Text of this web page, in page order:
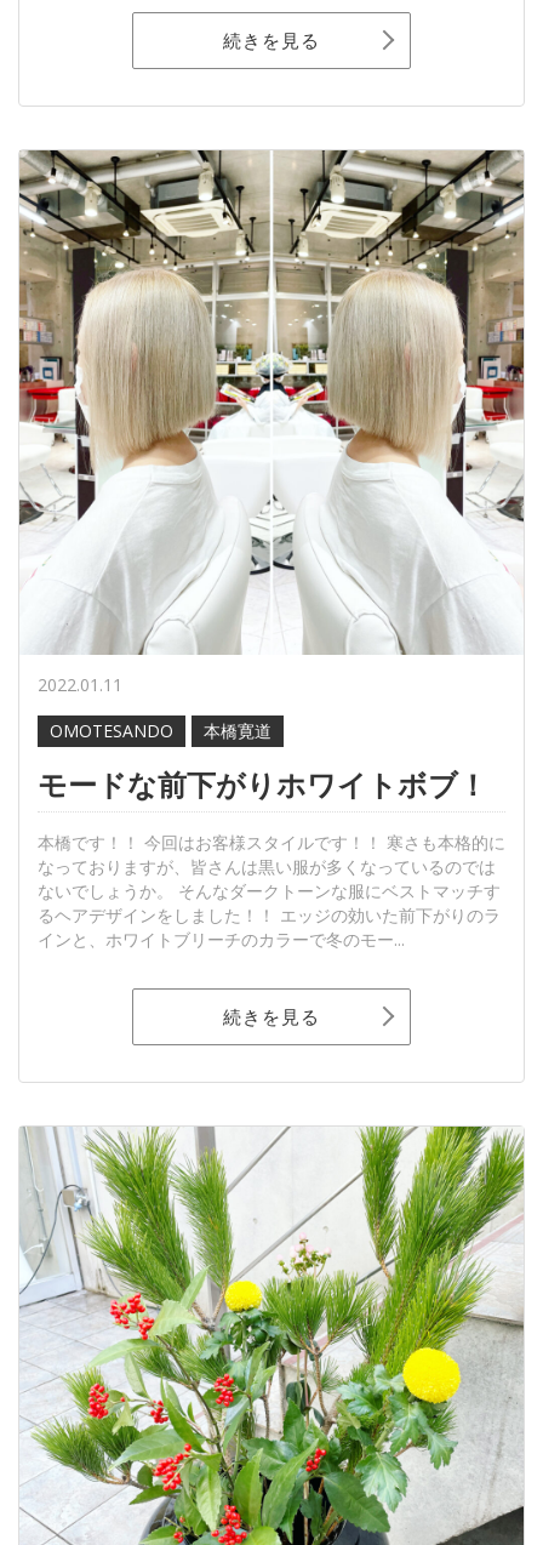
続きを見る
2022.01.11
OMOTESANDO
本橋寛道
モードな前下がりホワイトボブ！
本橋です！！ 今回はお客様スタイルです！！ 寒さも本格的に
なっておりますが、皆さんは黒い服が多くなっているのでは
ないでしょうか。 そんなダークトーンな服にベストマッチす
るヘアデザインをしました！！ エッジの効いた前下がりのラ
インと、ホワイトブリーチのカラーで冬のモー...
続きを見る